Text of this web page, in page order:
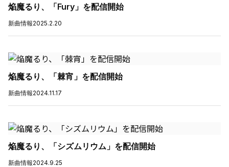
焔魔るり、「Fury」を配信開始
新曲情報2025.2.20
焔魔るり、「棘宵」を配信開始
新曲情報2024.11.17
焔魔るり、「シズムリウム」を配信開始
新曲情報2024.9.25